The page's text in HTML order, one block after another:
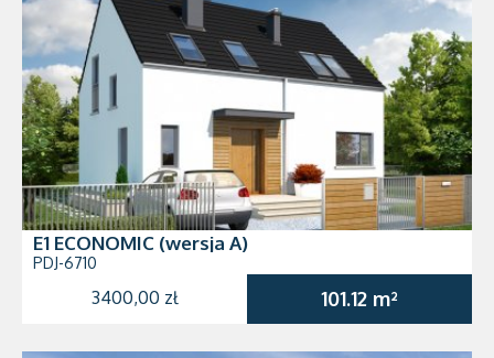
E1 ECONOMIC (wersja A)
PDJ-6710
3400,00 zł 101.12 m²